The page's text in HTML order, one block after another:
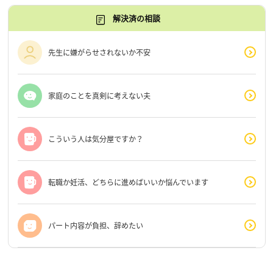
解決済の相談
先生に嫌がらせされないか不安
家庭のことを真剣に考えない夫
こういう人は気分屋ですか？
転職か妊活、どちらに進めばいいか悩んでいます
パート内容が負担、辞めたい